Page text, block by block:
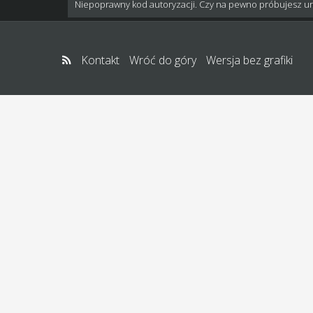
Niepoprawny kod autoryzacji. Czy na pewno próbujesz
Kontakt Wróć do góry Wersja bez grafiki